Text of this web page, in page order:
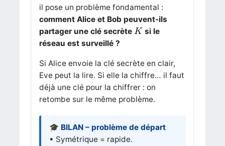
il pose un problème fondamental :
comment Alice et Bob peuvent-ils
partager une clé secrète K
K si le
réseau est surveillé ?
Si Alice envoie la clé secrète en clair,
Eve peut la lire. Si elle la chiffre… il faut
déjà une clé pour la chiffrer : on
retombe sur le même problème.
🎓 BILAN – problème de départ
• Symétrique = rapide.